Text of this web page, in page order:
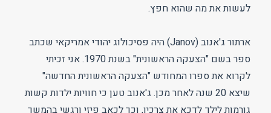
לעשות את מה שהוא חפץ.
ארתור ג'אנוב (Janov) היה פסיכולוג יהודי אמריקאי שכתב
ספר בשם "הצעקה הראשונית" בשנת 1970. אני זכיתי
לקרוא את ספרו המחודש "הצעקה הראשונית החדשה"
שיצא 20 שנה לאחר מכן. ג'אנוב טען כי חוויות ילדות קשות
גורמות לילד לדכא את צרכיו, וכך לכאב פיזי ורגשי בהמשך